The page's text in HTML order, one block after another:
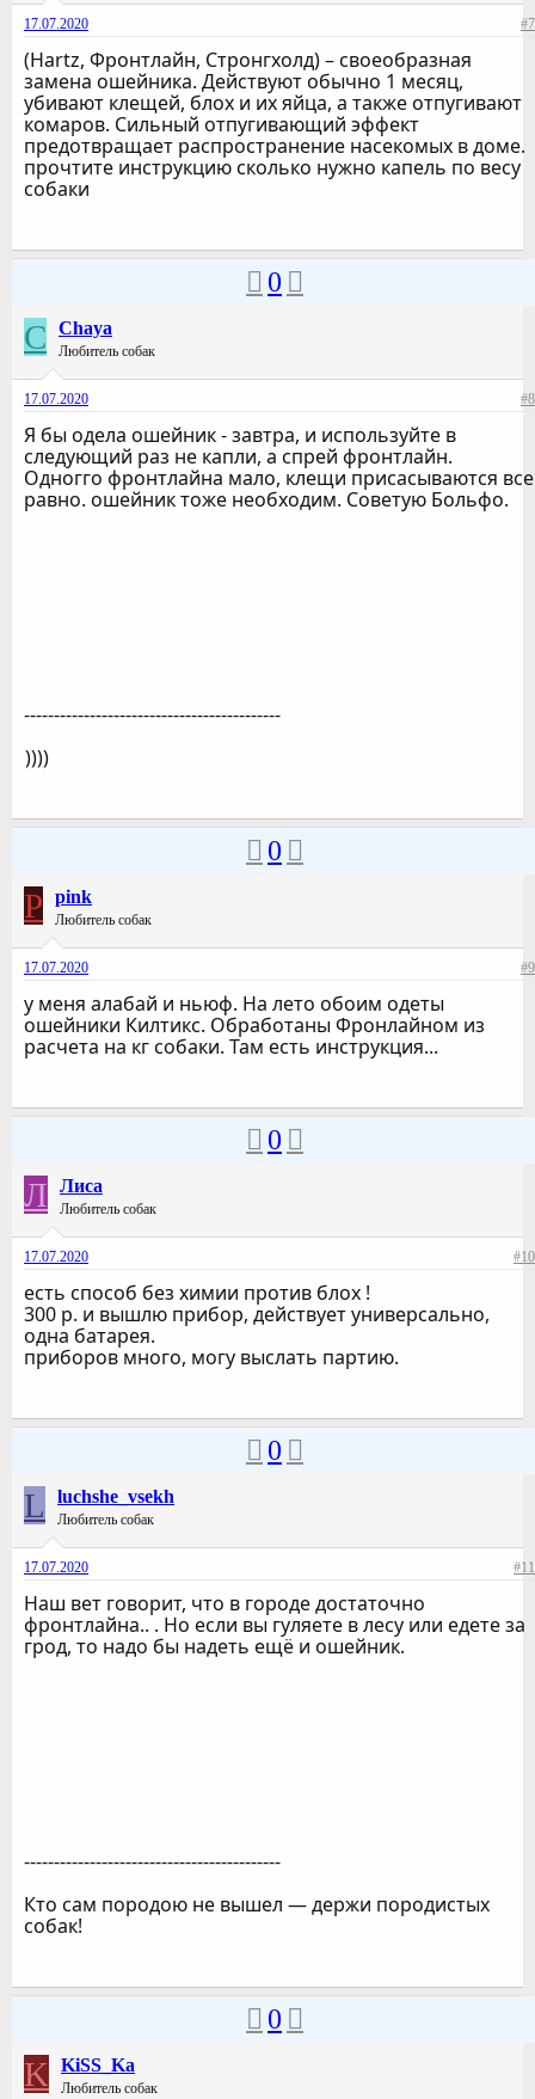
17.07.2020 #7
(Наrtz, Фронтлайн, Стронгхолд) – своеобразная
замена ошейника. Действуют обычно 1 месяц,
убивают клещей, блох и их яйца, а также отпугивают
комаров. Сильный отпугивающий эффект
предотвращает распространение насекомых в доме.
прочтите инструкцию сколько нужно капель по весу
собаки
0
C Chaya
Любитель собак
17.07.2020 #8
Я бы одела ошейник - завтра, и используйте в
следующий раз не капли, а спрей фронтлайн.
Одногго фронтлайна мало, клещи присасываются все
равно. ошейник тоже необходим. Советую Больфо.
-------------------------------------------
))))
0
P pink
Любитель собак
17.07.2020 #9
у меня алабай и ньюф. На лето обоим одеты
ошейники Килтикс. Обработаны Фронлайном из
расчета на кг собаки. Там есть инструкция...
0
Л Лиса
Любитель собак
17.07.2020 #10
есть способ без химии против блох !
300 р. и вышлю прибор, действует универсально,
одна батарея.
приборов много, могу выслать партию.
0
L luchshe_vsekh
Любитель собак
17.07.2020 #11
Наш вет говорит, что в городе достаточно
фронтлайна.. . Но если вы гуляете в лесу или едете за
грод, то надо бы надеть ещё и ошейник.
-------------------------------------------
Кто сам породою не вышел — держи породистых
собак!
0
K KiSS_Ka
Любитель собак